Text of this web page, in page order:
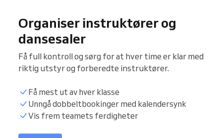
Synkroniser kalender
Kundeliste
Organiser instruktører og
dansesaler
Få full kontroll og sørg for at hver time er klar med
riktig utstyr og forberedte instruktører.
Få mest ut av hver klasse
Unngå dobbeltbookinger med kalendersynk
Vis frem teamets ferdigheter